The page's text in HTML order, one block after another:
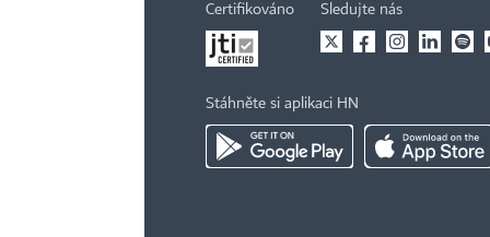
Certifikováno Sledujte nás
Stáhněte si aplikaci HN